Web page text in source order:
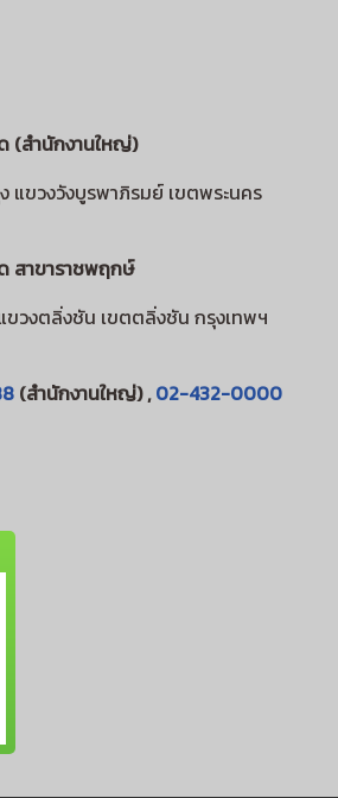
(สำนักงานใหญ่)
แขวงวังบูรพาภิรมย์ เขตพระนคร
สาขาราชพฤกษ์
วงตลิ่งชัน เขตตลิ่งชัน กรุงเทพฯ
(สำนักงานใหญ่) ,02-432-0000